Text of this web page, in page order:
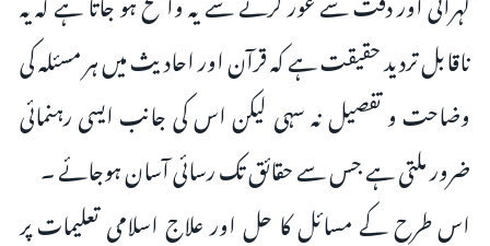
ناقابل تردید حقیقت ہے کہ قرآن اور احادیث میں ہر مسئلہ کی
وضاحت و تفصیل نہ سہی لیکن اس کی جانب ایسی رہنمائی
ضرور ملتی ہے جس سے حقائق تک رسائی آسان ہوجائے ۔
اس طرح کے مسائل کا حل اور علاج اسلامی تعلیمات پر